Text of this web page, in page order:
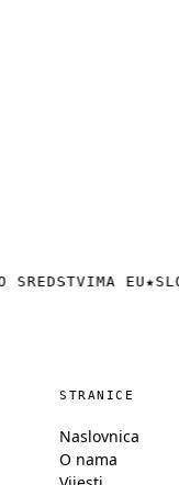
SREDSTVIMA EU★
STRANICE
Naslovnica
O nama